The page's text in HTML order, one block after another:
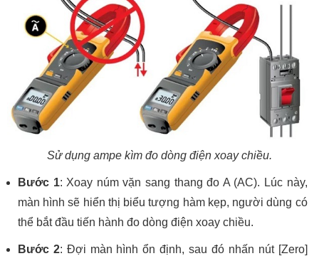
Sử dụng ampe kìm đo dòng điện xoay chiều.
Bước 1: Xoay núm vặn sang thang đo A (AC). Lúc này,
màn hình sẽ hiển thị biểu tượng hàm kẹp, người dùng có
thể bắt đầu tiến hành đo dòng điện xoay chiều.
Bước 2: Đợi màn hình ổn định, sau đó nhấn nút [Zero]